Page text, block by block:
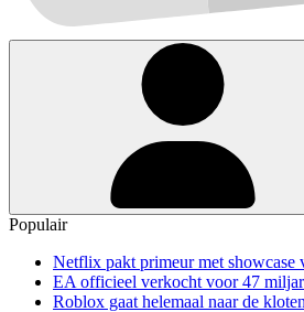
Populair
Netflix pakt primeur met showcase
EA officieel verkocht voor 47
Roblox gaat helemaal naar de